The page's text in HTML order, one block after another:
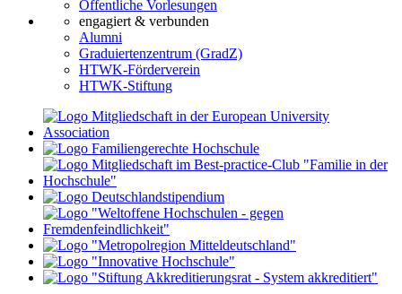
Öffentliche Vorlesungen
engagiert & verbunden
Alumni
Graduiertenzentrum (GradZ)
HTWK-Förderverein
HTWK-Stiftung